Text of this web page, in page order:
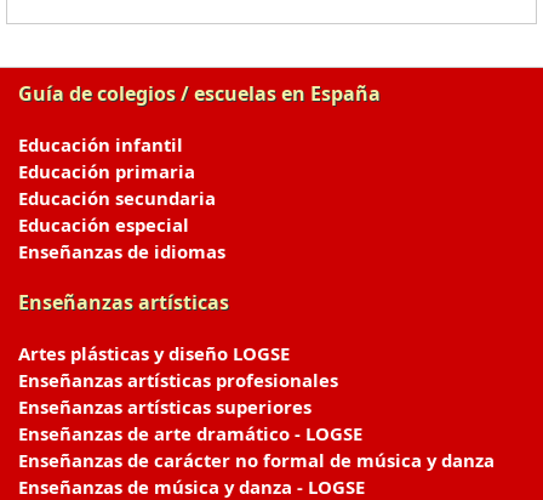
Guía de colegios / escuelas en España
Educación infantil
Educación primaria
Educación secundaria
Educación especial
Enseñanzas de idiomas
Enseñanzas artísticas
Artes plásticas y diseño LOGSE
Enseñanzas artísticas profesionales
Enseñanzas artísticas superiores
Enseñanzas de arte dramático - LOGSE
Enseñanzas de carácter no formal de música y danza
Enseñanzas de música y danza - LOGSE